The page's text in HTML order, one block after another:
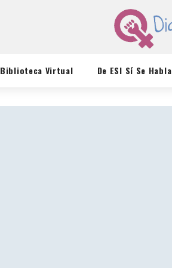
Biblioteca Virtual De ESI Sí Se Habla